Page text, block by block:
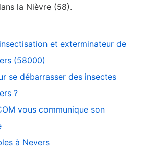
la Nièvre (58).
et exterminateur de
(58000)
se débarrasser des insectes
?
vous communique son
à Nevers